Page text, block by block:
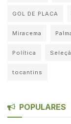
GOL DE PLACA
Miracema
Política
tocantins
POPULARES